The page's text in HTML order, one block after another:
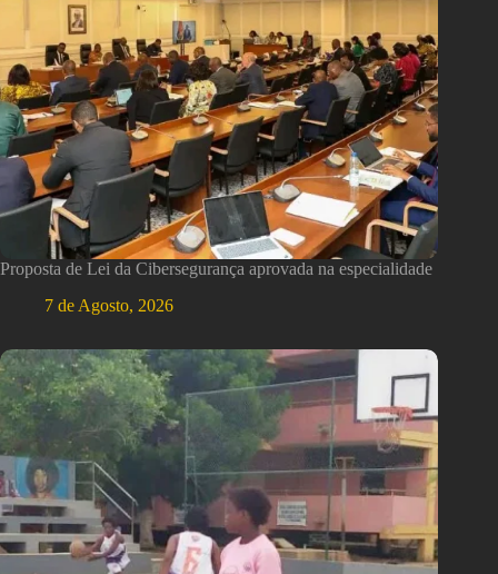
Proposta de Lei da Cibersegurança aprovada na especialidade
7 de Agosto, 2026